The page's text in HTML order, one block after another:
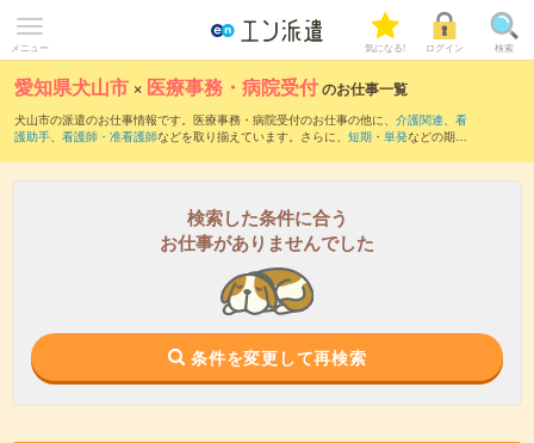
メニュー 気になる! ログイン 検索
愛知県犬山市 × 医療事務・病院受付のお仕事一覧
犬山市の派遣のお仕事情報です。医療事務・病院受付のお仕事の他に、 介護関連、 看
護助手、 看護師・准看護師などを取り揃えています。さらに、 短期 ・ 単発などの期間
検索した条件に合う
お仕事がありませんでした
条件を変更して再検索